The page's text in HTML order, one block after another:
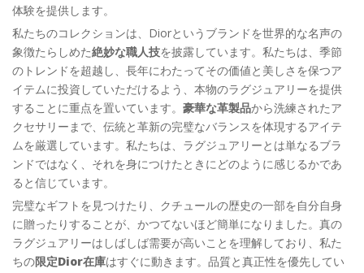
体験を提供します。
私たちのコレクションは、Diorというブランドを世界的な名声の
象徴たらしめた絶妙な職人技を披露しています。私たちは、季節
のトレンドを超越し、長年にわたってその価値と美しさを保つア
イテムに投資していただけるよう、本物のラグジュアリーを提供
することに重点を置いています。 豪華な革製品から洗練されたア
クセサリーまで、伝統と革新の完璧なバランスを体現するアイテ
ムを厳選しています。私たちは、ラグジュアリーとは単なるブラ
ンドではなく、それを身につけたときにどのように感じるかであ
ると信じています。
完璧なギフトを見つけたり、クチュールの歴史の一部を自分自身
に贈ったりすることが、かつてないほど簡単になりました。真の
ラグジュアリーはしばしば需要が高いことを理解しており、私た
ちの限定Dior在庫はすぐに動きます。品質と真正性を優先してい